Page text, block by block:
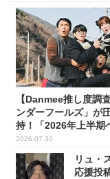
【Danmee推し度調
ンダーフールズ」が
持！「2026年上半期
2026.07.30
リュ・
応援投